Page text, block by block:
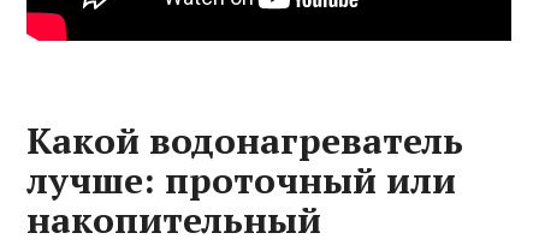
Какой водонагреватель
лучше: проточный или
накопительный